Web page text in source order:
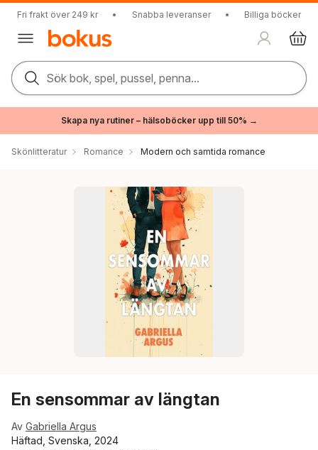
Fri frakt över 249 kr • Snabba leveranser • Billiga böcker
Sök bok, spel, pussel, penna...
Skapa nya rutiner – hälsoböcker upp till 50% →
Skönlitteratur Romance Modern och samtida romance
En sensommar av längtan
Av Gabriella Argus
Häftad, Svenska, 2024